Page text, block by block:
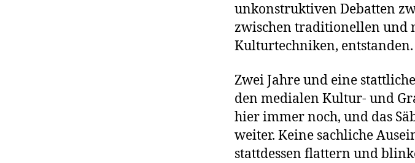
unkonstruktiven Debatten
zwischen traditionellen und
Kulturtechniken, entstanden.
Zwei Jahre und eine
den medialen Kultur- und
hier immer noch, und das
weiter. Keine sachliche
stattdessen flattern und